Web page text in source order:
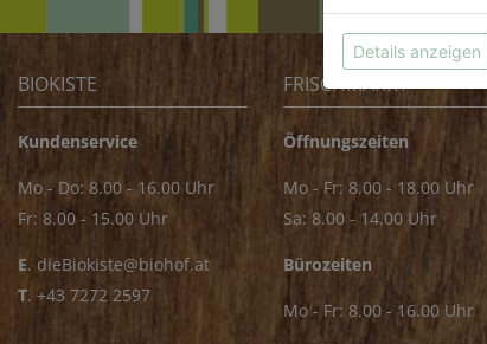
BIOKISTE
Kundenservice
Mo - Do: 8.00 - 16.00 Uhr
Fr: 8.00 - 15.00 Uhr
E. dieBiokiste@biohof.at
T. +43 7272 2597
FRISCHMARKT
Öffnungszeiten
Mo - Fr: 8.00 - 18.00 Uhr
Sa: 8.00 - 14.00 Uhr
Bürozeiten
Mo - Fr: 8.00 - 16.00 Uhr
Details anzeigen